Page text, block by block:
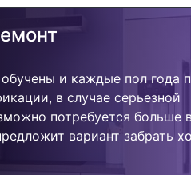
и каждые пол года
в случае серьезной
потребуется больше
вариант забрать